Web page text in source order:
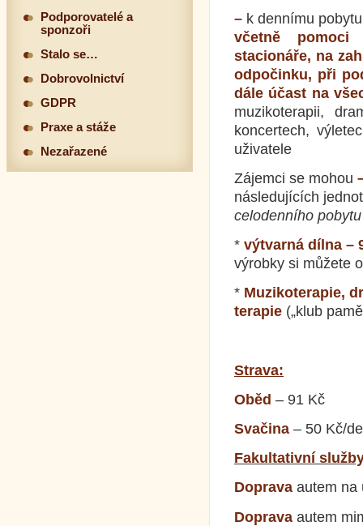
– k dennímu
včetně
stacionáře, na
odpočinku, při
dále účast na
muzikoterapii,
koncertech,
uživatele
Zájemci se mohou
následujících
celodenního
* výtvarná dílna –
výrobky si můžete
* Muzikoterapie,
terapie („klub
Strava:
Oběd – 91 Kč
Svačina – 50 Kč/
Fakultativní
Doprava autem na
Doprava autem
Podporovatelé a
sponzoři
Stalo se…
Dobrovolnictví
GDPR
Praxe a stáže
Nezařazené